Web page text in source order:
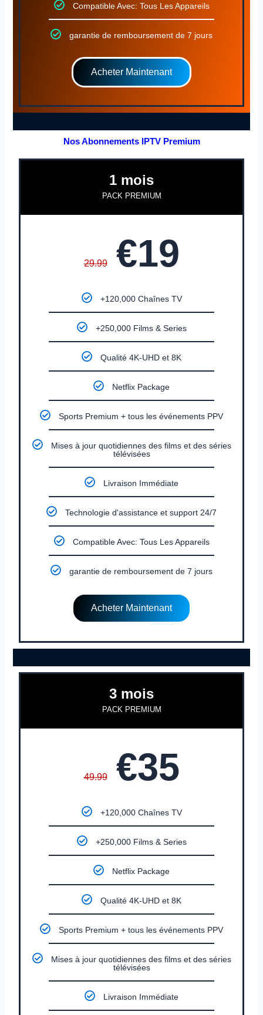
Compatible Avec: Tous Les Appareils
garantie de remboursement de 7 jours
Acheter Maintenant
Nos Abonnements IPTV Premium
1 mois
PACK PREMIUM
29.99 €19
+120,000 Chaînes TV
+250,000 Films & Series
Qualité 4K-UHD et 8K
Netflix Package
Sports Premium + tous les événements PPV
Mises à jour quotidiennes des films et des séries
télévisées
Livraison Immédiate
Technologie d'assistance et support 24/7
Compatible Avec: Tous Les Appareils
garantie de remboursement de 7 jours
Acheter Maintenant
3 mois
PACK PREMIUM
49.99 €35
+120,000 Chaînes TV
+250,000 Films & Series
Netflix Package
Qualité 4K-UHD et 8K
Sports Premium + tous les événements PPV
Mises à jour quotidiennes des films et des séries
télévisées
Livraison Immédiate